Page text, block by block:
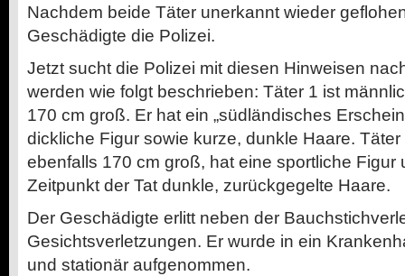
Nachdem beide Täter unerkannt wieder
Geschädigte die Polizei.
Jetzt sucht die Polizei mit diesen Hinweisen
werden wie folgt beschrieben: Täter 1 ist
170 cm groß. Er hat ein „südländisches
dickliche Figur sowie kurze, dunkle Haare.
ebenfalls 170 cm groß, hat eine sportliche Figur
Zeitpunkt der Tat dunkle, zurückgegelte Haare.
Der Geschädigte erlitt neben der
Gesichtsverletzungen. Er wurde in ein
und stationär aufgenommen.